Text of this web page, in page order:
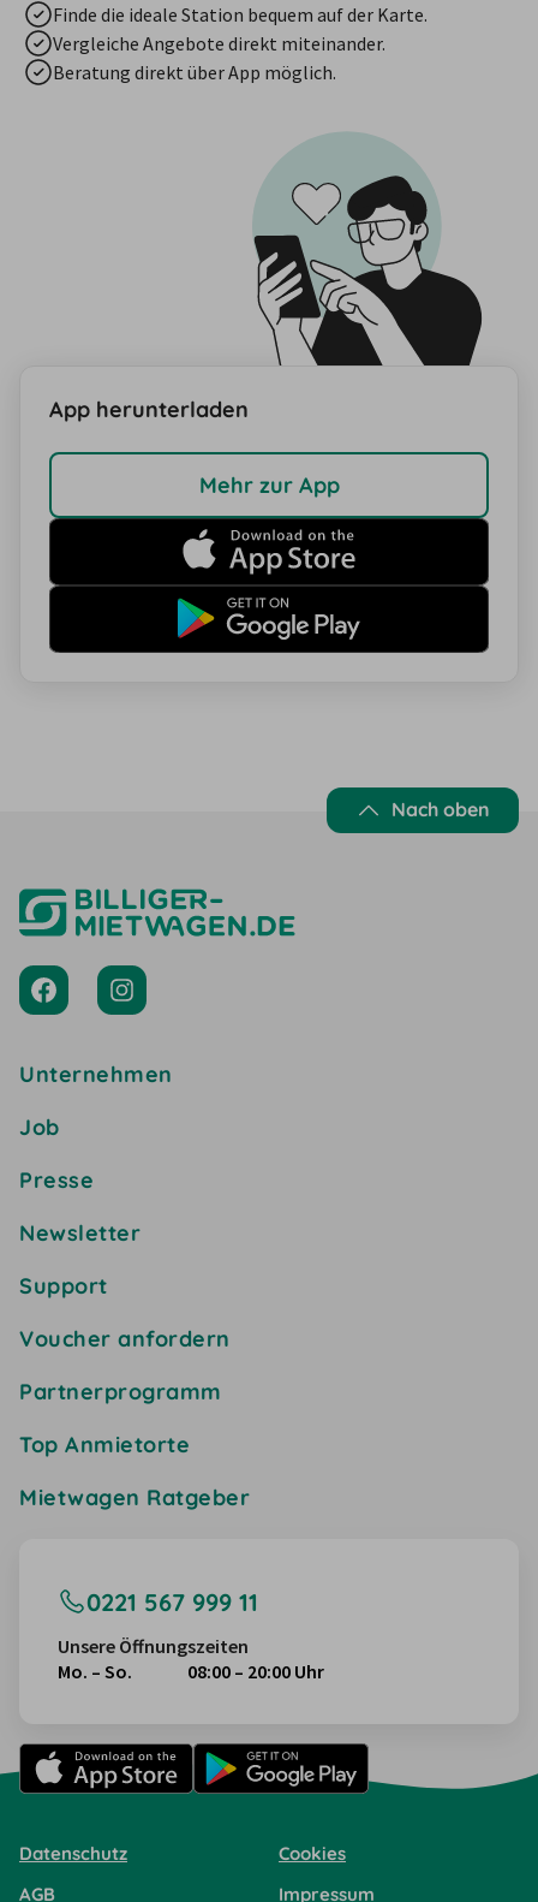
Finde die ideale Station bequem auf der Karte.
Vergleiche Angebote direkt miteinander.
Beratung direkt über App möglich.
App herunterladen
Mehr zur App
Nach oben
Unternehmen
Job
Presse
Newsletter
Support
Voucher anfordern
Partnerprogramm
Top Anmietorte
Mietwagen Ratgeber
0221 567 999 11
Unsere Öffnungszeiten
Mo. – So.
08:00 – 20:00 Uhr
Datenschutz
Cookies
AGB
Impressum